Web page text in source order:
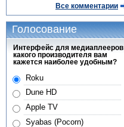
Все комментарии
Голосование
Интерфейс для медиаплееров
какого производителя вам
кажется наиболее удобным?
Roku
Dune HD
Apple TV
Syabas (Pocorn)